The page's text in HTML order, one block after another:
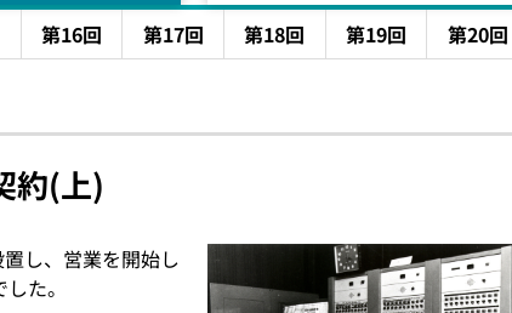
第16回 第17回 第18回 第19回 第20回
約(上)
し、営業を開始し
た。